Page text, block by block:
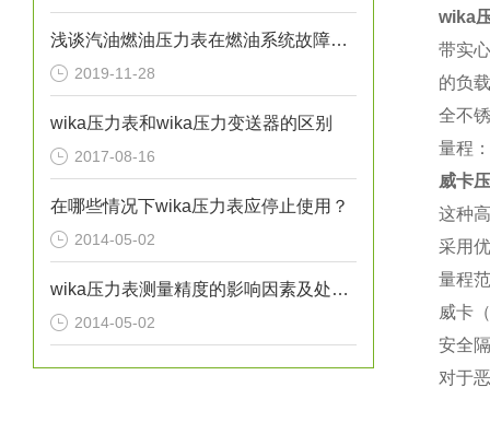
浅谈汽油燃油压力表在燃油系统故障排除中的应用
2019-11-28
wika压力表和wika压力变送器的区别
2017-08-16
在哪些情况下wika压力表应停止使用？
2014-05-02
wika压力表测量精度的影响因素及处理方法分析
2014-05-02
wika
带实
的负
全不
量程
威卡
这种
采用
量程
威卡
安全
对于